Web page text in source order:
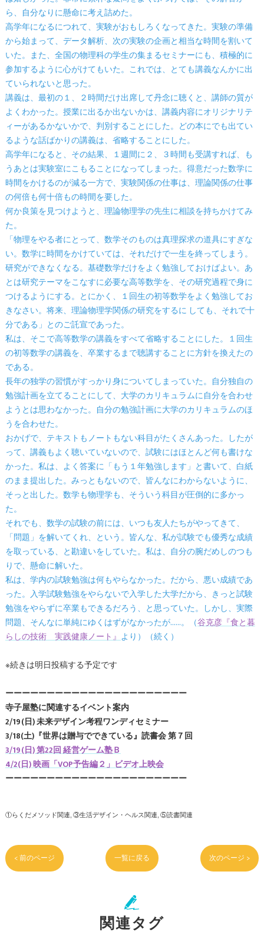
ら、自分なりに懸命に考え詰めた。
高学年になるにつれて、実験がおもしろくなってきた。実験の準備
から始まって、データ解析、次の実験の企画と相当な時間を割いて
いた。また、全国の物理科の学生の集まるセミナーにも、積極的に
参加するように心がけてもいた。これでは、とても講義なんかに出
ていられないと思った。
講義は、最初の１、２時間だけ出席して丹念に聴くと、講師の質が
よくわかった。授業に出るか出ないかは、講義内容にオリジナリテ
ィーがあるかないかで、判別することにした。どの本にでも出てい
るような話ばかりの講義は、省略することにした。
高学年になると、その結果、１週間に２、３時間も受講すれば、も
うあとは実験室にこもることになってしまった。得意だった数学に
時間をかけるのが減る一方で、実験関係の仕事は、理論関係の仕事
の何倍も何十倍もの時間を要した。
何か良策を見つけようと、理論物理学の先生に相談を持ちかけてみ
た。
「物理をやる者にとって、数学そのものは真理探求の道具にすぎな
い。数学に時間をかけていては、それだけで一生を終ってしまう。
研究ができなくなる。基礎数学だけをよく勉強しておけばよい。あ
とは研究テーマをこなすに必要な高等数学を、その研究過程で身に
つけるようにする。とにかく、１回生の初等数学をよく勉強してお
きなさい。将来、理論物理学関係の研究をするに しても、それで十
分である」とのご託宣であった。
私は、そこで高等数学の講義をすべて省略することにした。１回生
の初等数学の講義を、卒業するまで聴講することに方針を換えたの
である。
長年の独学の習慣がすっかり身についてしまっていた。自分独自の
勉強計画を立てることにして、大学のカリキュラムに自分を合わせ
ようとは思わなかった。自分の勉強計画に大学のカリキュラムのほ
うを合わせた。
おかげで、テキストもノートもない科目がたくさんあった。したが
って、講義もよく聴いていないので、試験にはほとんど何も書けな
かった。私は、よく答案に「もう１年勉強します」と書いて、白紙
のまま提出した。みっともないので、皆んなにわからないように、
そっと出した。数学も物理学も、そういう科目が圧倒的に多かっ
た。
それでも、数学の試験の前には、いつも友人たちがやってきて、
「問題」を解いてくれ、という。皆んな、私が試験でも優秀な成績
を取っている、と勘違いをしていた。私は、自分の腕だめしのつも
りで、懸命に解いた。
私は、学内の試験勉強は何もやらなかった。だから、悪い成績であ
った。入学試験勉強をやらないで入学した大学だから、きっと試験
勉強をやらずに卒業もできるだろう、と思っていた。しかし、実際
問題、そんなに単純にゆくはずがなかったが......。（谷克彦『食と暮
らしの技術 実践健康ノート』より）（続く）
※続きは明日投稿する予定です
ーーーーーーーーーーーーーーーーーーーーーー
寺子屋塾に関連するイベント案内
2/19(日) 未来デザイン考程ワンディセミナー
3/18(土)『世界は贈与でできている』読書会 第７回
3/19(日) 第22回 経営ゲーム塾Ｂ
4/2(日) 映画「VOP予告編２」ビデオ上映会
ーーーーーーーーーーーーーーーーーーーーーー
①らくだメソッド関連 ③生活デザイン・ヘルス関連 ⑤読書関連
< 前のページ 一覧に戻る 次のページ >
関連タグ